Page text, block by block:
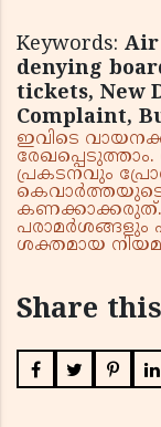
Keywords: Air
denying
tickets, New
Complaint,
ഇവിടെ
പ്രകടനവും
കെവാർത്തയുടെ
കണക്കാക്കരുത്.
പരാമർശങ്ങളും
ശക്തമായ
Share